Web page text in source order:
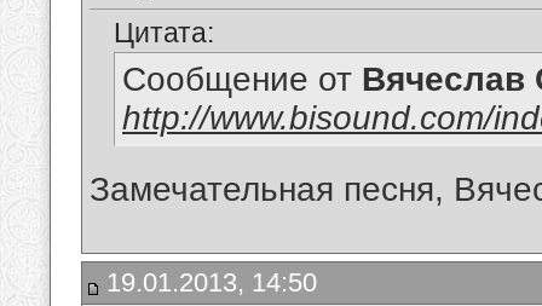
Цитата:
Сообщение от Вячеслав
http://www.bisound.com/
Замечательная песня,
19.01.2013, 14:50